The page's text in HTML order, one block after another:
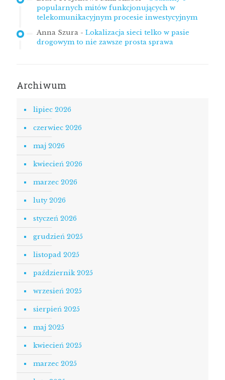
popularnych mitów funkcjonujących w
telekomunikacyjnym procesie inwestycyjnym
Anna Szura - Lokalizacja sieci telko w pasie
drogowym to nie zawsze prosta sprawa
Archiwum
lipiec 2026
czerwiec 2026
maj 2026
kwiecień 2026
marzec 2026
luty 2026
styczeń 2026
grudzień 2025
listopad 2025
październik 2025
wrzesień 2025
sierpień 2025
maj 2025
kwiecień 2025
marzec 2025